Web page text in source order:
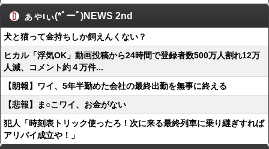
ぁゃιぃ(*ﾟーﾟ)NEWS 2nd
犬と猫って金持ちしか飼えんくない？
ヒカル「浮気OK」動画投稿から24時間で登録者数500万人割れ12万
人減、コメント約４万件...
【朗報】ワイ、5年半勤めた会社の最終出勤を無事に終える
【悲報】ま○こワイ、お金がない
犯人「時刻表トリック使ったろ！次に来る最終列車に乗り継ぎすれば
アリバイ成立や！」